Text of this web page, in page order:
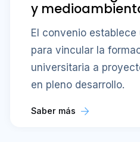
y
El convenio
para vincular la
universitaria a
en pleno desarrollo.
Saber más